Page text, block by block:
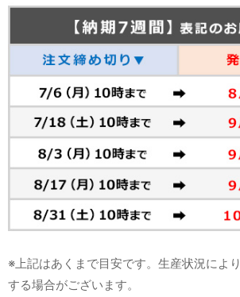
※上記はあくまで目安です。生産状況によ
する場合がございます。